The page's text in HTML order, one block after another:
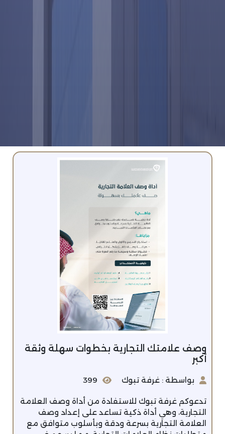
وصف علامتك التجارية بخطوات سهلة وثقة
أكبر
بواسطة : غرفة تبوك 399
تدعوكم غرفة تبوك للاستفادة من أداة وصف العلامة
التجارية، وهي أداة ذكية تساعد على إعداد وصف
العلامة التجارية بسرعة ودقة وبأسلوب متوافق مع